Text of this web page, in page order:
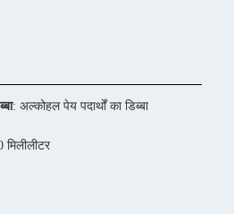
: अल्कोहल पेय पदार्थों का डिब्बा
मिलीलीटर